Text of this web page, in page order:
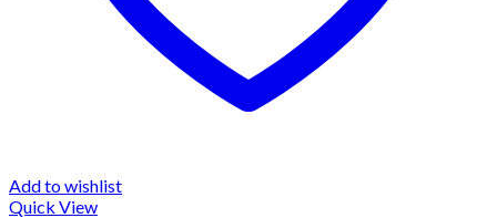
Add to wishlist
Quick View